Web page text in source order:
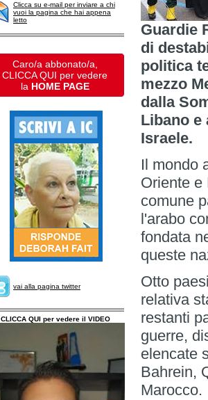
Clicca su e-mail per inviare a chi
vuoi la pagina che hai appena
letto
Caro/a abbonato/a,
CLICCA QUI per vedere
la HOME PAGE
vai alla pagina twitter
CLICCA QUI per vedere il VIDEO
Guardie
di
politica
mezzo
dalla
Libano e
Israele.
Il mondo
Oriente e
comune
l'arabo
fondata
queste
Otto
relativa
restanti
guerre,
elencate
Bahrein,
Marocco.